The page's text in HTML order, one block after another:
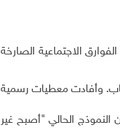
الاجتماعية الصارخة
وأفادت معطيات رسمية
إلى التفكير في صياغة نموذج تنموي جديد في خريف 2017، موضحا أن النموذج الحالي "أصبح غير